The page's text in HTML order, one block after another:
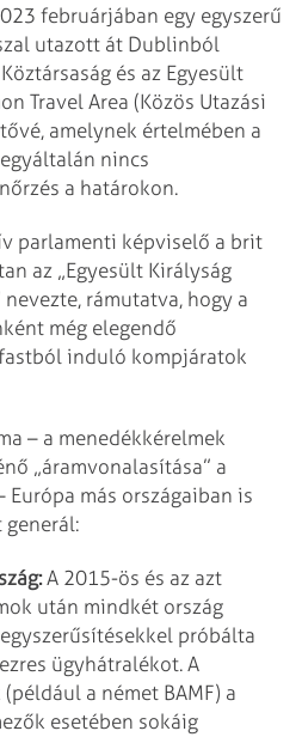
februárjában egy egyszerű
utazott át Dublinból
és az Egyesült
Travel Area (Közös Utazási
amelynek értelmében a
nincs
a határokon.
parlamenti képviselő a brit
az „Egyesült Királyság
rámutatva, hogy a
még elegendő
induló kompjáratok
– a menedékkérelmek
„áramvonalasítása” a
más országaiban is
A 2015-ös és az azt
után mindkét ország
próbálta
ügyhátralékot. A
a német BAMF) a
esetében sokáig